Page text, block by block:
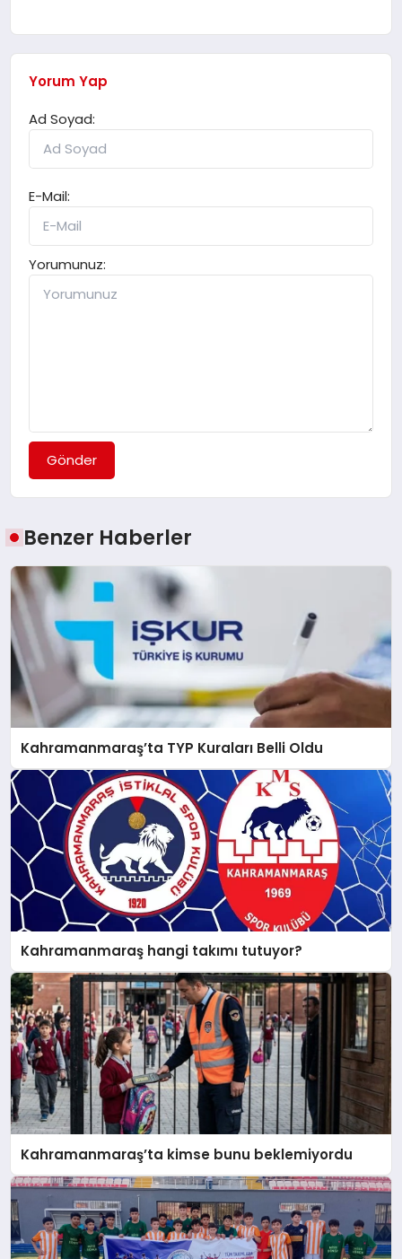
Yorum Yap
Ad Soyad:
E-Mail:
Yorumunuz:
Gönder
Benzer Haberler
Kahramanmaraş’ta TYP Kuraları Belli Oldu
Kahramanmaraş hangi takımı tutuyor?
Kahramanmaraş’ta kimse bunu beklemiyordu